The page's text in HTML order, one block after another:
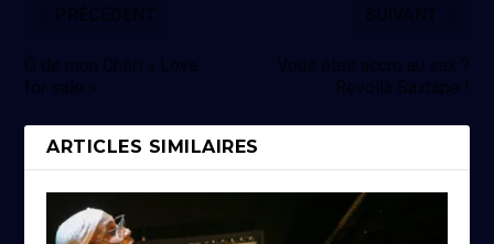
Ô de mon Chéri « Love
for sale »
Vous êtes accro au sax ?
Revoilà Saxtape !
ARTICLES SIMILAIRES